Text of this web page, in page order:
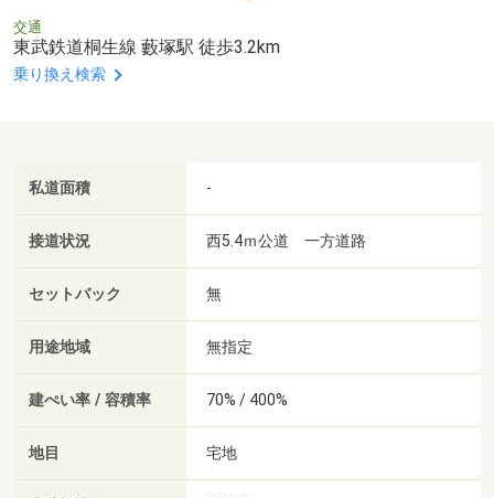
交通
東武鉄道桐生線 藪塚駅 徒歩3.2km
乗り換え検索
私道面積 -
接道状況 西5.4ｍ公道 一方道路
セットバック 無
用途地域 無指定
建ぺい率 / 容積率 70% / 400%
地目 宅地